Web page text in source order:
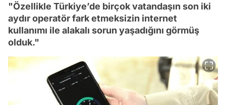
"Özellikle Türkiye’de birçok vatandaşın son iki
aydır operatör fark etmeksizin internet
kullanımı ile alakalı sorun yaşadığını görmüş
olduk."